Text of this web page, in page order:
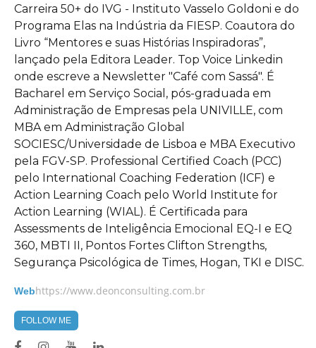
Carreira 50+ do IVG - Instituto Vasselo Goldoni e do
Programa Elas na Indústria da FIESP. Coautora do
Livro “Mentores e suas Histórias Inspiradoras”,
lançado pela Editora Leader. Top Voice Linkedin
onde escreve a Newsletter "Café com Sassá". É
Bacharel em Serviço Social, pós-graduada em
Administração de Empresas pela UNIVILLE, com
MBA em Administração Global
SOCIESC/Universidade de Lisboa e MBA Executivo
pela FGV-SP. Professional Certified Coach (PCC)
pelo International Coaching Federation (ICF) e
Action Learning Coach pelo World Institute for
Action Learning (WIAL). É Certificada para
Assessments de Inteligência Emocional EQ-I e EQ
360, MBTI II, Pontos Fortes Clifton Strengths,
Segurança Psicológica de Times, Hogan, TKI e DISC.
Webhttps://www.deonconsulting.com.br
FOLLOW ME